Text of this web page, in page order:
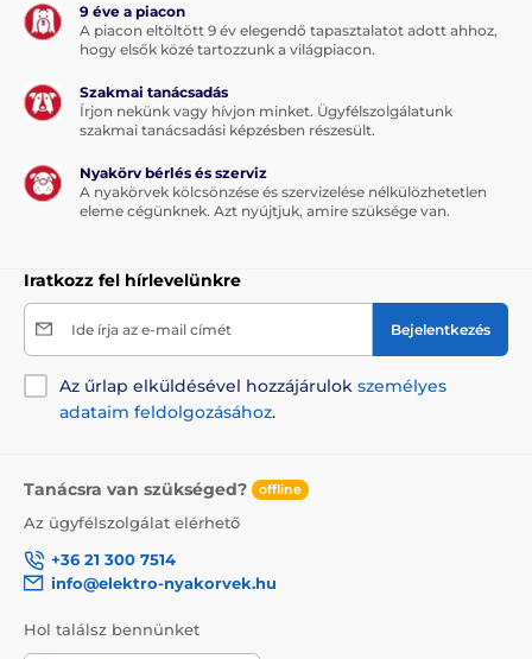
9 éve a piacon
A piacon eltöltött 9 év elegendő tapasztalatot adott ahhoz,
hogy elsők közé tartozzunk a világpiacon.
Szakmai tanácsadás
Írjon nekünk vagy hívjon minket. Ügyfélszolgálatunk
szakmai tanácsadási képzésben részesült.
Nyakörv bérlés és szerviz
A nyakörvek kölcsönzése és szervizelése nélkülözhetetlen
eleme cégünknek. Azt nyújtjuk, amire szüksége van.
Iratkozz fel hírlevelünkre
Ide írja az e-mail címét Bejelentkezés
Az űrlap elküldésével hozzájárulok személyes
adataim feldolgozásához.
Tanácsra van szükséged? offline
Az ügyfélszolgálat elérhető
+36 21 300 7514
info@elektro-nyakorvek.hu
Hol találsz bennünket